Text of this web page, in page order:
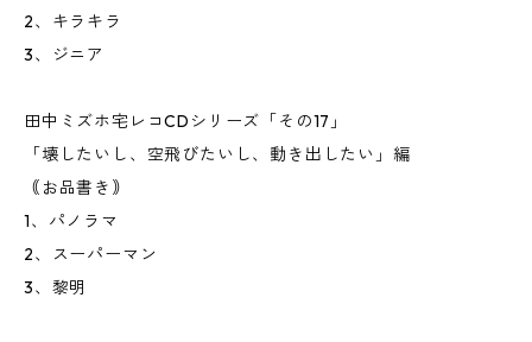
2、キラキラ
3、ジニア
田中ミズホ宅レコCDシリーズ「その17」
「壊したいし、空飛びたいし、動き出したい」編
｟お品書き｠
1、パノラマ
2、スーパーマン
3、黎明